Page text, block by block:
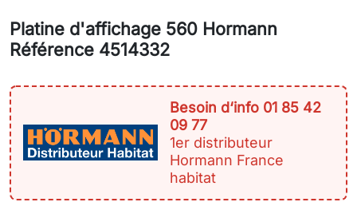
Platine d'affichage 560 Hormann
Référence 4514332
Besoin d‘info 01 85 42
09 77
1er distributeur
Hormann France
habitat